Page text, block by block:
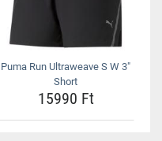
Puma Run Ultraweave S W 3"
Short
15990 Ft